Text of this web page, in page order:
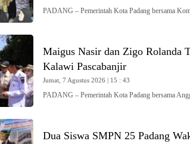
PADANG – Pemerintah Kota Padang bersama
Maigus Nasir dan Zigo Rolanda
Kalawi Pascabanjir
Jumat, 7 Agustus 2026 | 15 : 43
PADANG – Pemerintah Kota Padang bersama
Dua Siswa SMPN 25 Padang